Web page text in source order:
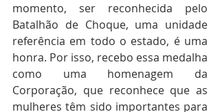
momento, ser reconhecida pelo
Batalhão de Choque, uma unidade
referência em todo o estado, é uma
honra. Por isso, recebo essa medalha
como uma homenagem da
Corporação, que reconhece que as
mulheres têm sido importantes para